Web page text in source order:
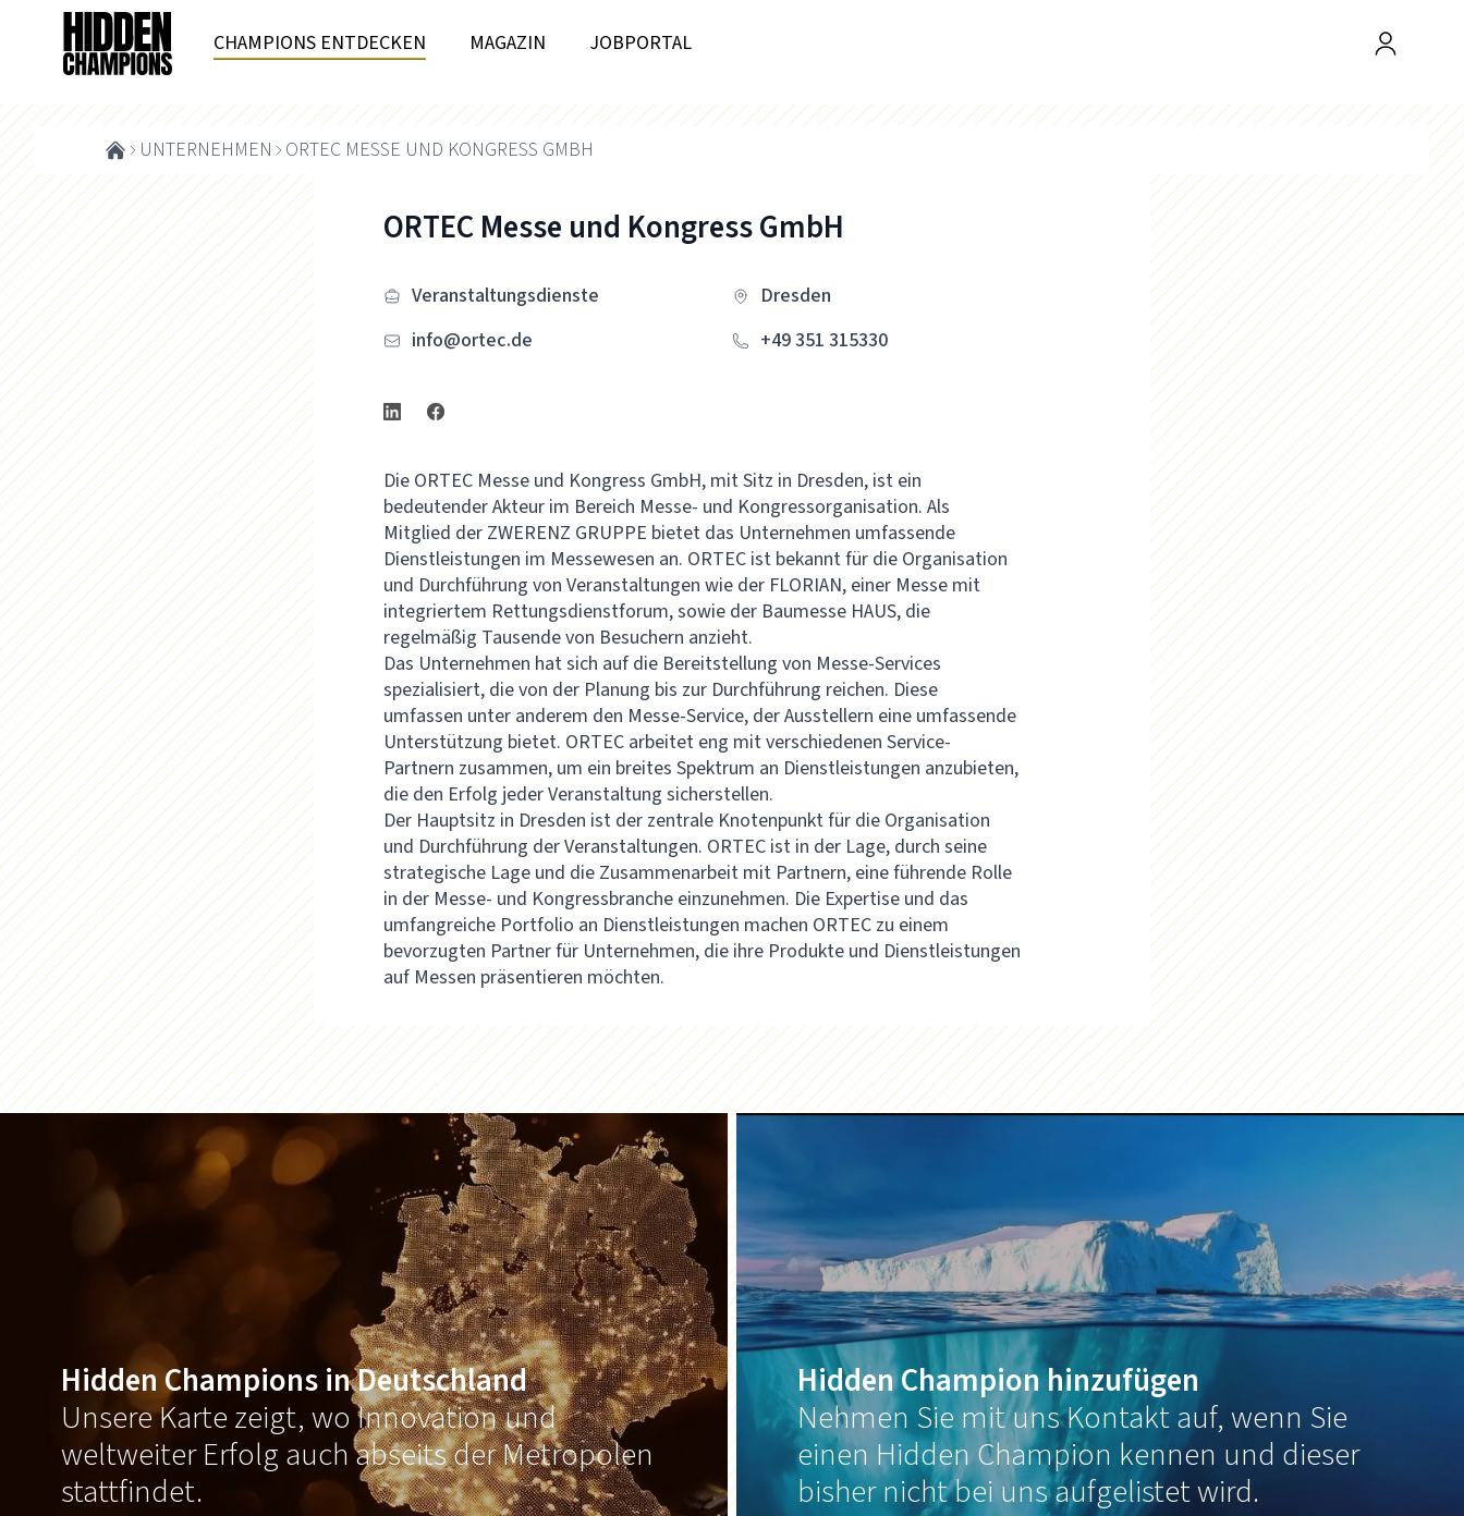
CHAMPIONS ENTDECKEN MAGAZIN JOBPORTAL
UNTERNEHMEN ORTEC MESSE UND KONGRESS GMBH
ORTEC Messe und Kongress GmbH
Veranstaltungsdienste
Dresden
info@ortec.de
+49 351 315330
Die ORTEC Messe und Kongress GmbH, mit Sitz in Dresden, ist ein
bedeutender Akteur im Bereich Messe- und Kongressorganisation. Als
Mitglied der ZWERENZ GRUPPE bietet das Unternehmen umfassende
Dienstleistungen im Messewesen an. ORTEC ist bekannt für die Organisation
und Durchführung von Veranstaltungen wie der FLORIAN, einer Messe mit
integriertem Rettungsdienstforum, sowie der Baumesse HAUS, die
regelmäßig Tausende von Besuchern anzieht.
Das Unternehmen hat sich auf die Bereitstellung von Messe-Services
spezialisiert, die von der Planung bis zur Durchführung reichen. Diese
umfassen unter anderem den Messe-Service, der Ausstellern eine umfassende
Unterstützung bietet. ORTEC arbeitet eng mit verschiedenen Service-
Partnern zusammen, um ein breites Spektrum an Dienstleistungen anzubieten,
die den Erfolg jeder Veranstaltung sicherstellen.
Der Hauptsitz in Dresden ist der zentrale Knotenpunkt für die Organisation
und Durchführung der Veranstaltungen. ORTEC ist in der Lage, durch seine
strategische Lage und die Zusammenarbeit mit Partnern, eine führende Rolle
in der Messe- und Kongressbranche einzunehmen. Die Expertise und das
umfangreiche Portfolio an Dienstleistungen machen ORTEC zu einem
bevorzugten Partner für Unternehmen, die ihre Produkte und Dienstleistungen
auf Messen präsentieren möchten.
Hidden Champions in Deutschland
Unsere Karte zeigt, wo Innovation und
weltweiter Erfolg auch abseits der Metropolen
stattfindet.
Hidden Champion hinzufügen
Nehmen Sie mit uns Kontakt auf, wenn Sie
einen Hidden Champion kennen und dieser
bisher nicht bei uns aufgelistet wird.